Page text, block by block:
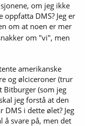
nylig) har vi smakt på
DMS i aroma og smak,
for tysk pilsner.
Veltins Pilsener
er det
mer å regne som
i en pilsner fordi ølstilen
til "smaksrikere" øl.
om jeg ikke
DMS? Jeg er
om at noen er mer
om "vi", men
amerikanske
og ølciceroner (trur
Bitburger (som jeg
jeg forstå at den
i dette ølet? Jeg
å svare på, men det